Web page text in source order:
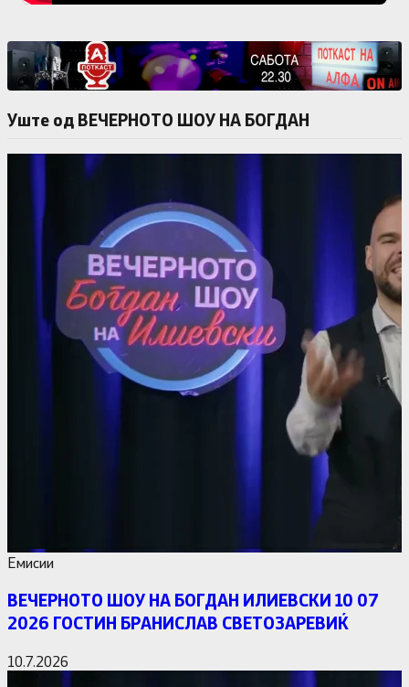
Уште од ВЕЧЕРНОТО ШОУ НА БОГДАН
Емисии
ВЕЧЕРНОТО ШОУ НА БОГДАН ИЛИЕВСКИ 10 07
2026 ГОСТИН БРАНИСЛАВ СВЕТОЗАРЕВИЌ
10.7.2026